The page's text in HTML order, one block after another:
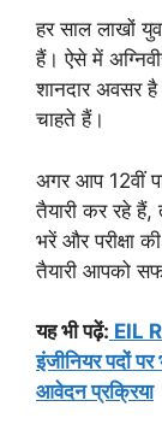
हर साल लाखों
हैं। ऐसे में
शानदार अवसर
चाहते हैं।
अगर आप 12वीं
तैयारी कर रहे हैं,
भरें और परीक्षा
तैयारी आपको
यह भी पढ़ें: EIL
इंजीनियर पदों
आवेदन प्रक्रिया